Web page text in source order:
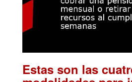
Estas son las